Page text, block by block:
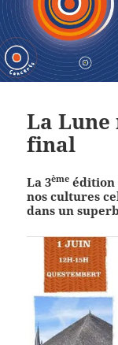
La Lune
final
La 3ème édition
nos cultures
dans un